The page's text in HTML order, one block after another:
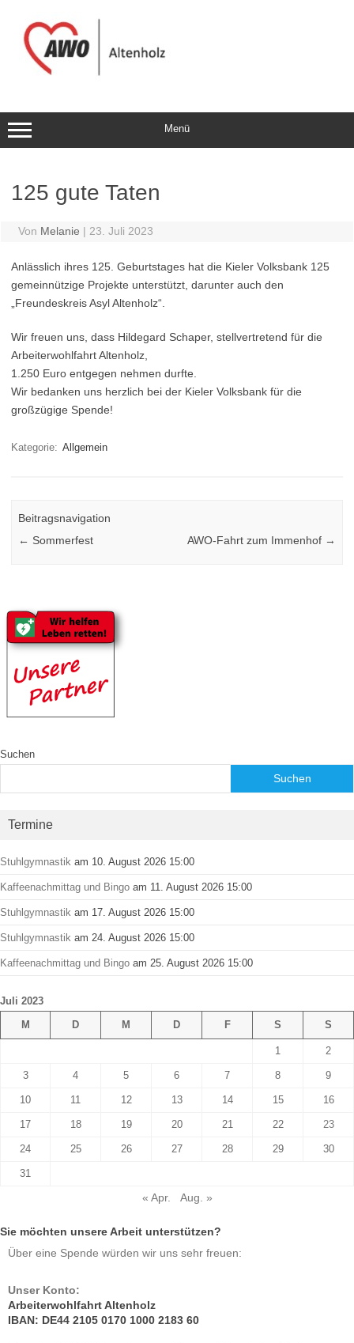
springen
Menü
125 gute Taten
Von Melanie | 23. Juli 2023
Anlässlich ihres 125. Geburtstages hat die Kieler Volksbank 125
gemeinnützige Projekte unterstützt, darunter auch den
„Freundeskreis Asyl Altenholz“.
Wir freuen uns, dass Hildegard Schaper, stellvertretend für die
Arbeiterwohlfahrt Altenholz,
1.250 Euro entgegen nehmen durfte.
Wir bedanken uns herzlich bei der Kieler Volksbank für die
großzügige Spende!
Kategorie: Allgemein
Beitragsnavigation
← Sommerfest AWO-Fahrt zum Immenhof →
Suchen
Suchen
Termine
Stuhlgymnastik am 10. August 2026 15:00
Kaffeenachmittag und Bingo am 11. August 2026 15:00
Stuhlgymnastik am 17. August 2026 15:00
Stuhlgymnastik am 24. August 2026 15:00
Kaffeenachmittag und Bingo am 25. August 2026 15:00
Juli 2023
M
D M D F S S
1 2
3 4 5 6 7 8 9
10 11 12 13 14 15 16
17 18 19 20 21 22 23
24 25 26 27 28 29 30
31
« Apr. Aug. »
Sie möchten unsere Arbeit unterstützen?
Über eine Spende würden wir uns sehr freuen:
Unser Konto:
Arbeiterwohlfahrt Altenholz
IBAN: DE44 2105 0170 1000 2183 60